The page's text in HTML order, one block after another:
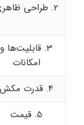
2. طراحی ظاهری
3. قابلیت‌ها و
امکانات
4. قدرت مکش
5. قیمت